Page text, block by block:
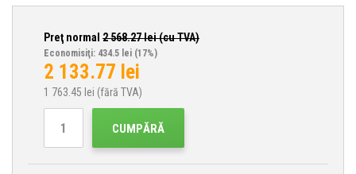
Preţ normal 2 568.27lei (cu TVA)
Economisiţi: 434.5 lei (17%)
2 133.77 lei
1 763.45 lei (fără TVA)
CUMPĂRĂ